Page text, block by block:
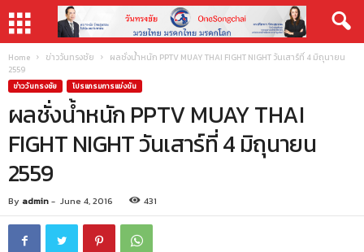
Home ข่าววันทรงชัย
ผลชั่งน้ำหนัก PPTV MUAY THAI FIGHT NIGHT วันเสาร์ที่ 4 มิถุนายน
2559
ข่าววันทรงชัย โปรแกรมการแข่งขัน
ผลชั่งน้ำหนัก PPTV MUAY THAI
FIGHT NIGHT วันเสาร์ที่ 4 มิถุนายน
2559
By admin- June 4, 2016 431